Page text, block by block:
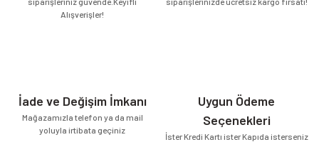
Alışverişler!
İade ve Değişim İmkanı
Mağazamızla telefon ya da mail
yoluyla irtibata geçiniz
Uygun Ödeme
Seçenekleri
İster Kredi Kartı ister Kapıda isterseniz